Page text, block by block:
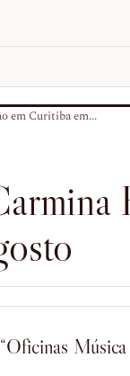
em Curitiba em...